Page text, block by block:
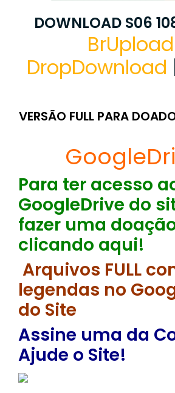
DOWNLOAD S06
BrUpload
DropDownload
VERSÃO FULL PARA
Para ter acesso
GoogleDrive do
fazer uma
clicando aqui!
Arquivos FULL
legendas no
do Site
Assine uma da
Ajude o Site!